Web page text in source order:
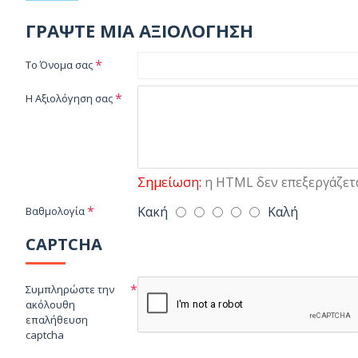
ΓΡΆΨΤΕ ΜΙΑ ΑΞΙΟΛΌΓΗΣΗ
Το Όνομα σας
Η Αξιολόγηση σας
Σημείωση: η HTML δεν
Βαθμολογία Κακή Καλή
CAPTCHA
Συμπληρώστε την
ακόλουθη
επαλήθευση
captcha